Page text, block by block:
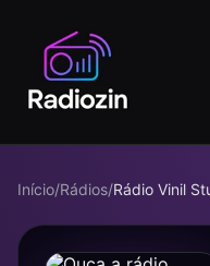
Início/Rádios/Rádio Vinil